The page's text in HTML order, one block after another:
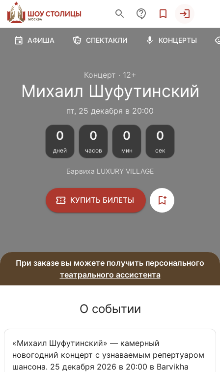
АФИША СПЕКТАКЛИ КОНЦЕРТЫ
Концерт · 12+
Михаил Шуфутинский
пт, 25 декабря в 20:00
0
дней
0
часов
0
мин
0
сек
Барвиха LUXURY VILLAGE
КУПИТЬ БИЛЕТЫ
При заказе вы можете получить персонального
театрального ассистента
О событии
«Михаил Шуфутинский» — камерный
новогодний концерт с узнаваемым репертуаром
шансона. 25 декабря 2026 в 20:00 в Barvikha